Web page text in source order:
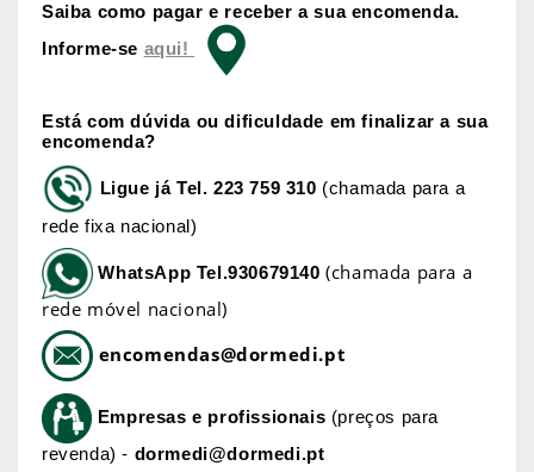
Saiba como pagar e receber a sua encomenda.
Informe-se aqui!
Está com dúvida ou dificuldade em finalizar a sua
encomenda?
Ligue já Tel. 223 759 310 (chamada para a
rede fixa nacional)
WhatsApp Tel.930679140 (chamada para a
rede móvel nacional)
encomendas@dormedi.pt
Empresas e profissionais (preços para
revenda) - dormedi@dormedi.pt